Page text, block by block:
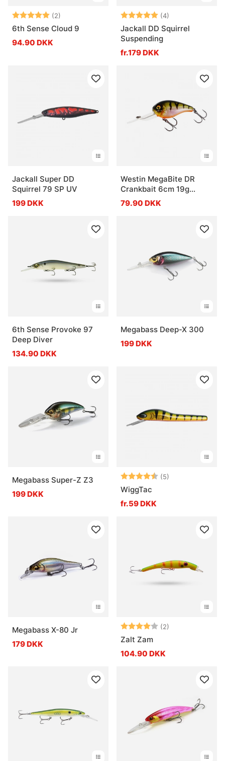
Vurdering: (2)
5.0 ud af 5 stjerner
6th Sense Cloud 9
94.90 DKK
Vurdering: (4)
Jackall DD Squirrel
Suspending
fr.179 DKK
Jackall Super DD
Squirrel 79 SP UV
199 DKK
Westin MegaBite DR
Crankbait 6cm 19g
Floating
79.90 DKK
6th Sense Provoke 97
Deep Diver
134.90 DKK
Megabass Deep-X 300
199 DKK
Megabass Super-Z Z3
199 DKK
Vurdering: (5)
WiggTac
fr.59 DKK
Megabass X-80 Jr
179 DKK
Vurdering: (2)
Zalt Zam
104.90 DKK